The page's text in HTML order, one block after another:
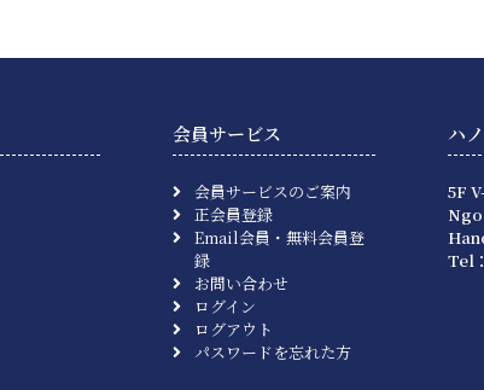
会員サービス
会員サービスのご案内
正会員登録
Email会員・無料会員登
録
お問い合わせ
ログイン
ログアウト
パスワードを忘れた方
ハ
5F
Tel